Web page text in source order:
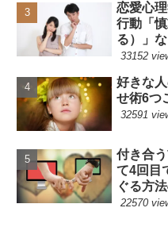
恋愛心
行動「
る）」
33152
好きな
せ術6つ
32591
付き合
て4回目
ぐる方
22570